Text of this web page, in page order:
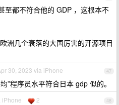
至都不符合他的 GDP ，这根本不
洲几个衰落的大国厉害的开源项目
47
30, 2023 via iPhone
”程序员水平符合日本 gdp 似的。
48
iPhone 2